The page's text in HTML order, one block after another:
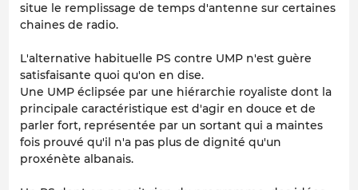
situe le remplissage de temps d'antenne sur certaines
chaines de radio.
L'alternative habituelle PS contre UMP n'est guère
satisfaisante quoi qu'on en dise.
Une UMP éclipsée par une hiérarchie royaliste dont la
principale caractéristique est d'agir en douce et de
parler fort, représentée par un sortant qui a maintes
fois prouvé qu'il n'a pas plus de dignité qu'un
proxénète albanais.